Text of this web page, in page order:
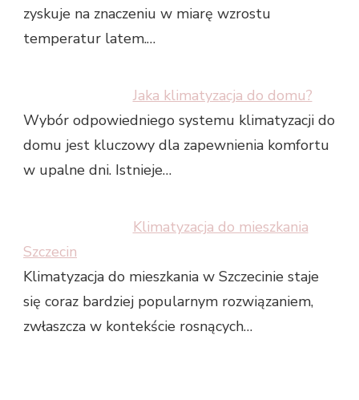
zyskuje na znaczeniu w miarę wzrostu
temperatur latem.…
Jaka klimatyzacja do domu?
Wybór odpowiedniego systemu klimatyzacji do
domu jest kluczowy dla zapewnienia komfortu
w upalne dni. Istnieje…
Klimatyzacja do mieszkania
Szczecin
Klimatyzacja do mieszkania w Szczecinie staje
się coraz bardziej popularnym rozwiązaniem,
zwłaszcza w kontekście rosnących…